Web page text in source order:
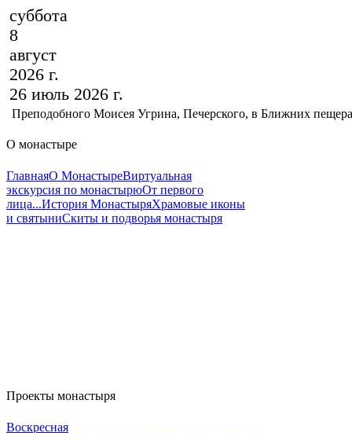
суббота
8
август
2026 г.
26 июль 2026 г.
Преподобного Моисея Угрина, Печерского, в Ближних
О монастыре
ГлавнаяО МонастыреВиртуальная
экскурсия по монастырюОт первого
лица...История МонастыряХрамовые иконы
и святыниСкиты и подворья монастыря
Проекты монастыря
Воскресная